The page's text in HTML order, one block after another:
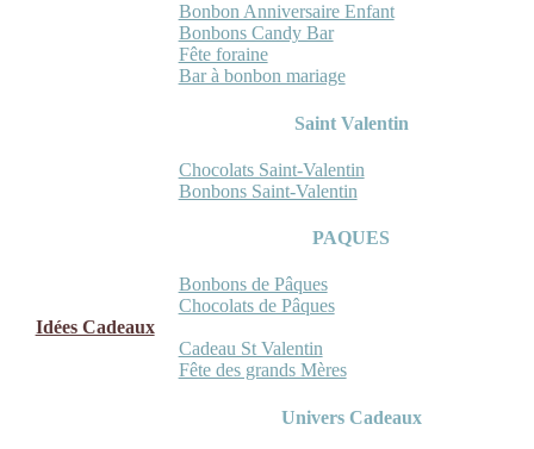
Bonbon Anniversaire Enfant
Bonbons Candy Bar
Fête foraine
Bar à bonbon mariage
Saint Valentin
Chocolats Saint-Valentin
Bonbons Saint-Valentin
PAQUES
Bonbons de Pâques
Chocolats de Pâques
Idées Cadeaux
Cadeau St Valentin
Fête des grands Mères
Univers Cadeaux